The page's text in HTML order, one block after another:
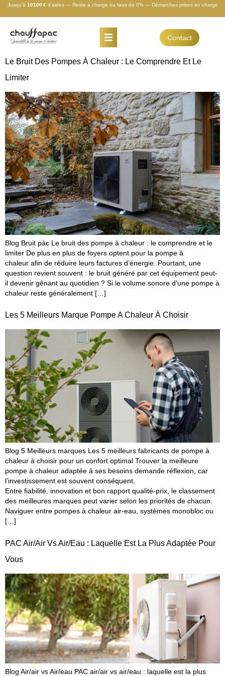
Jusqu’à 10100 € d’aides — Reste à charge ou taux de 0% — Démarches prises en charge
Contact
Le Bruit Des Pompes À Chaleur : Le Comprendre Et Le
Limiter
Blog Bruit pàc Le bruit des pompe à chaleur : le comprendre et le
limiter De plus en plus de foyers optent pour la pompe à
chaleur afin de réduire leurs factures d’énergie. Pourtant, une
question revient souvent : le bruit généré par cet équipement peut-
il devenir gênant au quotidien ? Si le volume sonore d’une pompe à
chaleur reste généralement […]
Les 5 Meilleurs Marque Pompe A Chaleur À Choisir
Blog 5 Meilleurs marques Les 5 meilleurs fabricants de pompe à
chaleur à choisir pour un confort optimal Trouver la meilleure
pompe à chaleur adaptée à ses besoins demande réflexion, car
l’investissement est souvent conséquent.
Entre fiabilité, innovation et bon rapport qualité-prix, le classement
des meilleures marques peut varier selon les priorités de chacun.
Naviguer entre pompes à chaleur air-eau, systèmes monobloc ou
[…]
PAC Air/air Vs Air/eau : Laquelle Est La Plus Adaptée Pour
Vous
Blog Air/air vs Air/eau PAC air/air vs air/eau : laquelle est la plus